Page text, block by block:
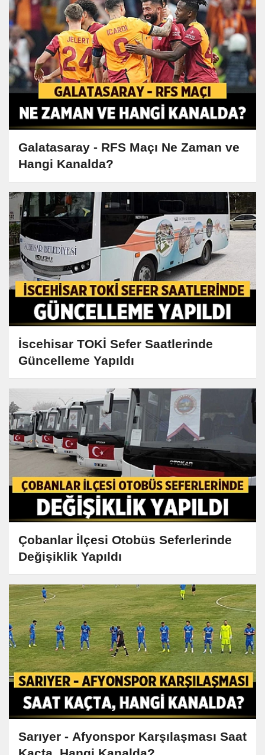
Galatasaray - RFS Maçı Ne Zaman ve
Hangi Kanalda?
İscehisar TOKİ Sefer Saatlerinde
Güncelleme Yapıldı
Çobanlar İlçesi Otobüs Seferlerinde
Değişiklik Yapıldı
Sarıyer - Afyonspor Karşılaşması Saat